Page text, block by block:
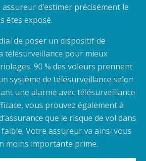
d’estimer précisément le
êtes exposé.
de poser un dispositif de
télésurveillance pour mieux
90 % des voleurs prennent
système de télésurveillance selon
une alarme avec télésurveillance
vous prouvez également à
que le risque de vol dans
Votre assureur va ainsi vous
moins importante prime.